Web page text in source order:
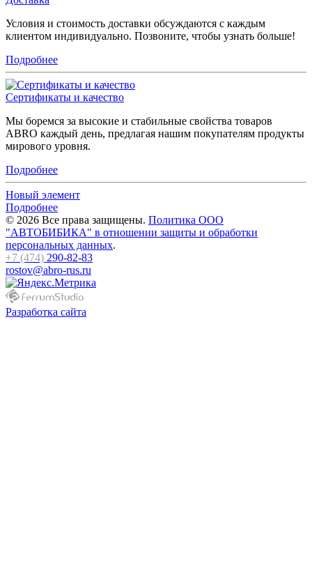
Условия и стоимость доставки обсуждаются с каждым
клиентом индивидуально. Позвоните, чтобы узнать больше!
Подробнее
Сертификаты и качество
Мы боремся за высокие и стабильные свойства товаров
ABRO каждый день, предлагая нашим покупателям продукты
мирового уровня.
Подробнее
Новый элемент
Подробнее
© 2026 Все права защищены. Политика ООО
"АВТОБИБИКА" в отношении защиты и обработки
персональных данных.
+7 (474) 290-82-83
rostov@abro-rus.ru
Разработка сайта